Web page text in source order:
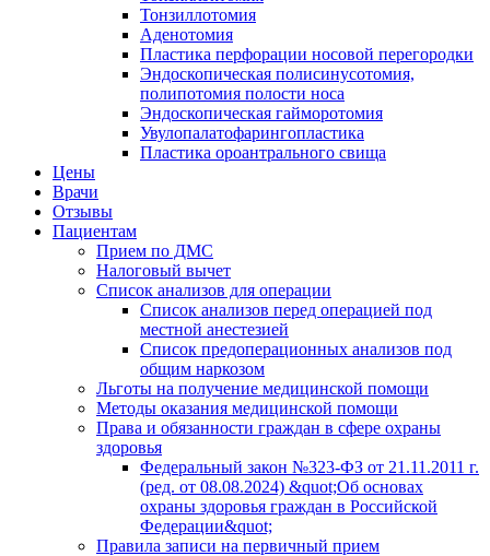
Тонзиллотомия
Аденотомия
Пластика перфорации носовой перегородки
Эндоскопическая полисинусотомия,
полипотомия полости носа
Эндоскопическая гайморотомия
Увулопалатофарингопластика
Пластика ороантрального свища
Цены
Врачи
Отзывы
Пациентам
Прием по ДМС
Налоговый вычет
Список анализов для операции
Список анализов перед операцией под
местной анестезией
Список предоперационных анализов под
общим наркозом
Льготы на получение медицинской помощи
Методы оказания медицинской помощи
Права и обязанности граждан в сфере охраны
здоровья
Федеральный закон №323-ФЗ от 21.11.2011 г.
(ред. от 08.08.2024) &quot;Об основах
охраны здоровья граждан в Российской
Федерации&quot;
Правила записи на первичный прием